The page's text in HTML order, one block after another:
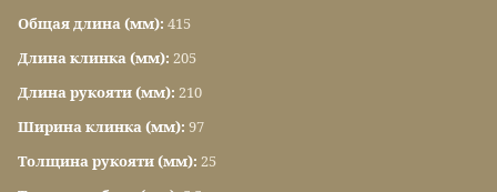
Общая длина (мм): 415
Длина клинка (мм): 205
Длина рукояти (мм): 210
Ширина клинка (мм): 97
Толщина рукояти (мм): 25